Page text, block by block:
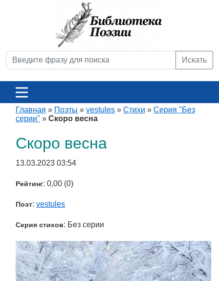
Искать
Главная » Поэты » vestules » Стихи » Серия "Без
серии" » Скоро весна
Скоро весна
13.03.2023 03:54
Рейтинг: 0,00 (0)
Поэт: vestules
Серия стихов: Без серии